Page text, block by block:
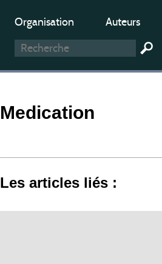
Organisation Auteurs
Medication
Les articles liés :